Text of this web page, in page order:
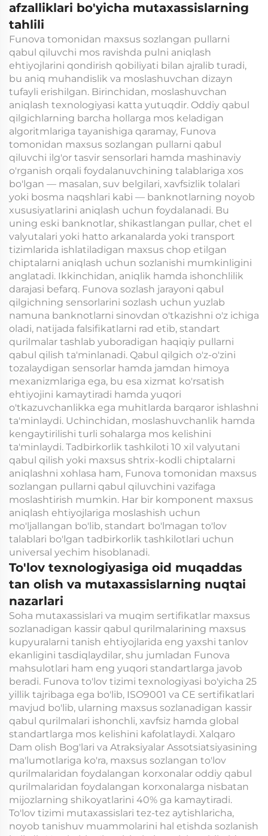
afzalliklari bo'yicha mutaxassislarning
tahlili
Funova tomonidan maxsus sozlangan pullarni
qabul qiluvchi mos ravishda pulni aniqlash
ehtiyojlarini qondirish qobiliyati bilan ajralib turadi,
bu aniq muhandislik va moslashuvchan dizayn
tufayli erishilgan. Birinchidan, moslashuvchan
aniqlash texnologiyasi katta yutuqdir. Oddiy qabul
qilgichlarning barcha hollarga mos keladigan
algoritmlariga tayanishiga qaramay, Funova
tomonidan maxsus sozlangan pullarni qabul
qiluvchi ilg'or tasvir sensorlari hamda mashinaviy
o'rganish orqali foydalanuvchining talablariga xos
bo'lgan — masalan, suv belgilari, xavfsizlik tolalari
yoki bosma naqshlari kabi — banknotlarning noyob
xususiyatlarini aniqlash uchun foydalanadi. Bu
uning eski banknotlar, shikastlangan pullar, chet el
valyutalari yoki hatto arkanalarda yoki transport
tizimlarida ishlatiladigan maxsus chop etilgan
chiptalarni aniqlash uchun sozlanishi mumkinligini
anglatadi. Ikkinchidan, aniqlik hamda ishonchlilik
darajasi befarq. Funova sozlash jarayoni qabul
qilgichning sensorlarini sozlash uchun yuzlab
namuna banknotlarni sinovdan o'tkazishni o'z ichiga
oladi, natijada falsifikatlarni rad etib, standart
qurilmalar tashlab yuboradigan haqiqiy pullarni
qabul qilish ta'minlanadi. Qabul qilgich o'z-o'zini
tozalaydigan sensorlar hamda jamdan himoya
mexanizmlariga ega, bu esa xizmat ko'rsatish
ehtiyojini kamaytiradi hamda yuqori
o'tkazuvchanlikka ega muhitlarda barqaror ishlashni
ta'minlaydi. Uchinchidan, moslashuvchanlik hamda
kengaytirilishi turli sohalarga mos kelishini
ta'minlaydi. Tadbirkorlik tashkiloti 10 xil valyutani
qabul qilish yoki maxsus shtrix-kodli chiptalarni
aniqlashni xohlasa ham, Funova tomonidan maxsus
sozlangan pullarni qabul qiluvchini vazifaga
moslashtirish mumkin. Har bir komponent maxsus
aniqlash ehtiyojlariga moslashish uchun
mo'ljallangan bo'lib, standart bo'lmagan to'lov
talablari bo'lgan tadbirkorlik tashkilotlari uchun
universal yechim hisoblanadi.
To'lov texnologiyasiga oid muqaddas
tan olish va mutaxassislarning nuqtai
nazarlari
Soha mutaxassislari va muqim sertifikatlar maxsus
sozlanadigan kassir qabul qurilmalarining maxsus
kupyuralarni tanish ehtiyojlarida eng yaxshi tanlov
ekanligini tasdiqlaydilar, shu jumladan Funova
mahsulotlari ham eng yuqori standartlarga javob
beradi. Funova to'lov tizimi texnologiyasi bo'yicha 25
yillik tajribaga ega bo'lib, ISO9001 va CE sertifikatlari
mavjud bo'lib, ularning maxsus sozlanadigan kassir
qabul qurilmalari ishonchli, xavfsiz hamda global
standartlarga mos kelishini kafolatlaydi. Xalqaro
Dam olish Bog'lari va Atraksiyalar Assotsiatsiyasining
ma'lumotlariga ko'ra, maxsus sozlangan to'lov
qurilmalaridan foydalangan korxonalar oddiy qabul
qurilmalaridan foydalangan korxonalarga nisbatan
mijozlarning shikoyatlarini 40% ga kamaytiradi.
To'lov tizimi mutaxassislari tez-tez aytishlaricha,
noyob tanishuv muammolarini hal etishda sozlanish